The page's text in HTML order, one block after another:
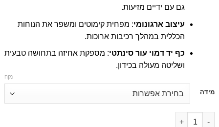
גם עם ידיים מזיעות.
עיצוב ארגונומי: מפחית קימוטים ומשפר את הנוחות
הכללית במהלך רכיבות ארוכות.
כף יד דמוי עור סינתטי: מספקת אחיזה בתחושה טבעית
ושליטה מעולה בכידון.
מידה
נקה
דילוג לתוכן